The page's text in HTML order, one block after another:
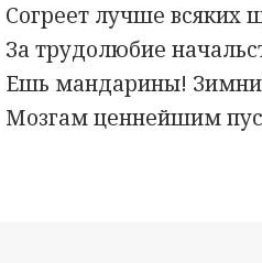
Согреет лучше всяких
За трудолюбие
Ешь мандарины!
Мозгам ценнейшим